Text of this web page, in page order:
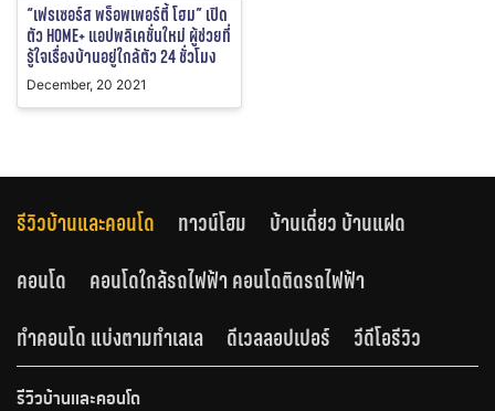
“เฟรเซอร์ส พร็อพเพอร์ตี้ โฮม” เปิด
ตัว HOME+ แอปพลิเคชั่นใหม่ ผู้ช่วยที่
รู้ใจเรื่องบ้านอยู่ใกล้ตัว 24 ชั่วโมง
December, 20 2021
รีวิวบ้านและคอนโด ทาวน์โฮม
บ้านเดี่ยว บ้านแฝด
คอนโด
คอนโดใกล้รถไฟฟ้า คอนโดติดรถไฟฟ้า
ทำคอนโด แบ่งตามทำเลเล
ดีเวลลอปเปอร์ วีดีโอรีวิว
รีวิวบ้านและคอนโด